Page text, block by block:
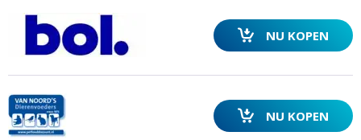
NU KOPEN
NU KOPEN